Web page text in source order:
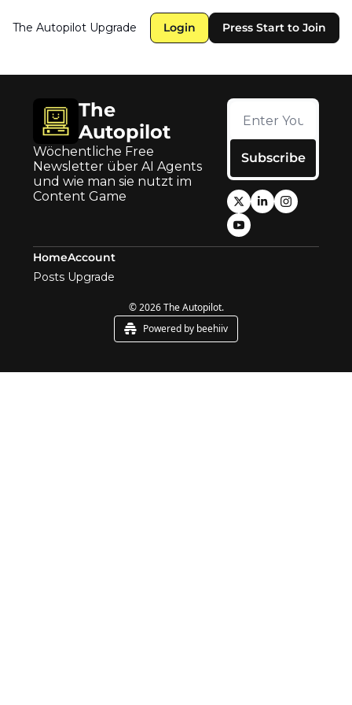
The Autopilot Upgrade Login Press Start to Join
The
Autopilot
Wöchentliche Free
Newsletter über AI Agents
und wie man sie nutzt im
Content Game
Subscribe
Home
Posts
Account
Upgrade
© 2026 The Autopilot.
Powered by beehiiv